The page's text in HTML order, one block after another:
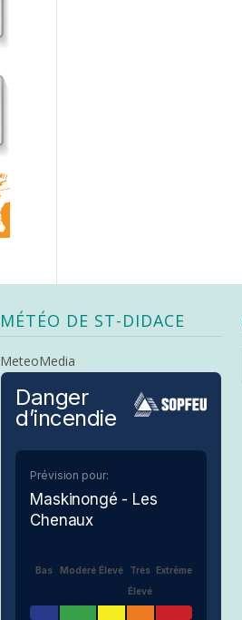
MÉTÉO DE ST-DIDACE
MeteoMedia
Danger
d’incendie
Prévision pour:
Maskinongé - Les
Chenaux
Bas Modéré Élevé
Très
Élevé
Extrême